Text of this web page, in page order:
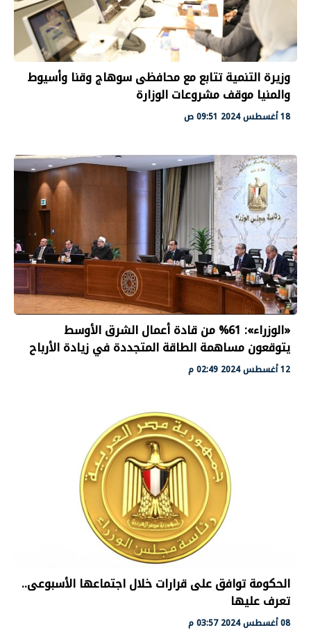
وزيرة التنمية تتابع مع محافظى سوهاج وقنا وأسيوط
والمنيا موقف مشروعات الوزارة
18 أغسطس 2024 09:51 ص
«الوزراء»: 61% من قادة أعمال الشرق الأوسط
يتوقعون مساهمة الطاقة المتجددة في زيادة الأرباح
12 أغسطس 2024 02:49 م
الحكومة توافق على قرارات خلال اجتماعها الأسبوعى..
تعرف عليها
08 أغسطس 2024 03:57 م